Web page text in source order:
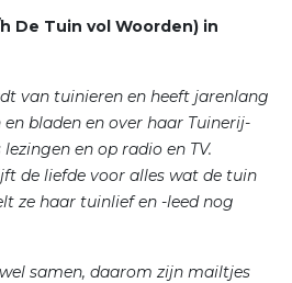
De Tuin vol Woorden) in
van tuinieren en heeft jarenlang
bladen en over haar Tuinerij-
en op radio en TV.
de liefde voor alles wat de tuin
ze haar tuinlief en -leed nog
samen, daarom zijn mailtjes